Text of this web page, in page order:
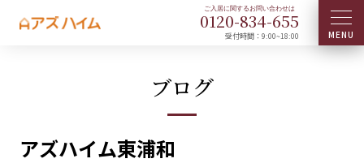
0120-834-655
受付時間：9:00~18:00
ブログ
アズハイム東浦和